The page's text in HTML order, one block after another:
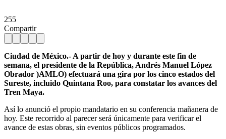
255
Compartir
Ciudad de México.- A partir de hoy y durante este fin de
semana, el presidente de la República, Andrés Manuel López
Obrador )AMLO) efectuará una gira por los cinco estados del
Sureste, incluido Quintana Roo, para constatar los avances del
Tren Maya.
Así lo anunció el propio mandatario en su conferencia mañanera de
hoy. Este recorrido al parecer será únicamente para verificar el
avance de estas obras, sin eventos públicos programados.